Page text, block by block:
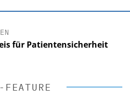
für Patientensicherheit
FEATURE